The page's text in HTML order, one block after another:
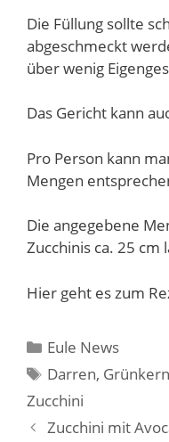
Die Füllung sollte
abgeschmeckt
über wenig
Das Gericht kann
Pro Person kann
Mengen
Die angegebene
Zucchinis ca. 25 cm
Hier geht es zum
Kategorien
Eule News
Schlagwörter
Darren, Grünkern
Zucchini
Zucchini mit